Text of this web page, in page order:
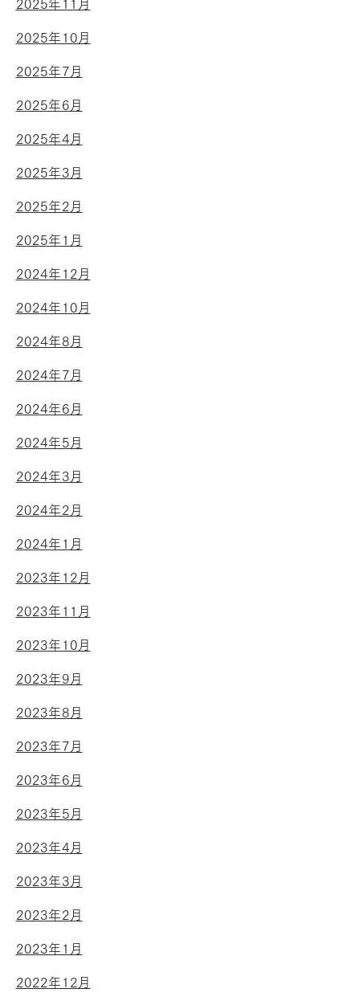
2025年11月
2025年10月
2025年7月
2025年6月
2025年4月
2025年3月
2025年2月
2025年1月
2024年12月
2024年10月
2024年8月
2024年7月
2024年6月
2024年5月
2024年3月
2024年2月
2024年1月
2023年12月
2023年11月
2023年10月
2023年9月
2023年8月
2023年7月
2023年6月
2023年5月
2023年4月
2023年3月
2023年2月
2023年1月
2022年12月